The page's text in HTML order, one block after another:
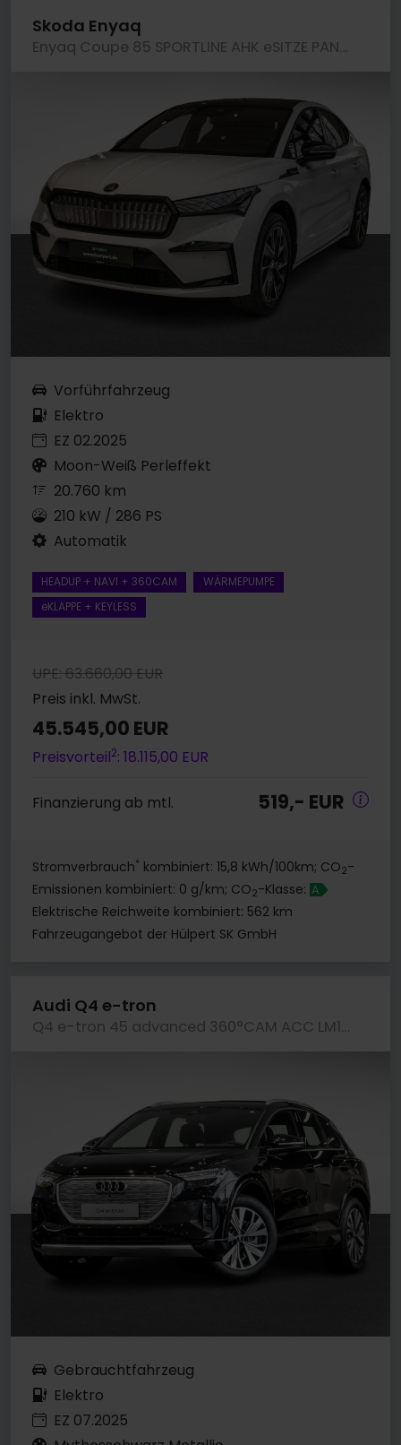
Skoda Enyaq
Enyaq Coupe 85 SPORTLINE AHK eSITZE PANO MATRIXLED
Vorführfahrzeug
Elektro
EZ 02.2025
Moon-Weiß Perleffekt
20.760 km
210 kW / 286 PS
Automatik
HEADUP + NAVI + 360CAM
WÄRMEPUMPE
eKLAPPE + KEYLESS
UPE: 63.660,00 EUR
Preis inkl. MwSt.
45.545,00 EUR
Preisvorteil2: 18.115,00 EUR
Finanzierung ab mtl. 519,- EUR
Stromverbrauch* kombiniert: 15,8 kWh/100km; CO2-
Emissionen kombiniert: 0 g/km; CO2-Klasse: A
Elektrische Reichweite kombiniert: 562 km
Fahrzeugangebot der Hülpert SK GmbH
Audi Q4 e-tron
Q4 e-tron 45 advanced 360°CAM ACC LM19 E-KLAPPE
Gebrauchtfahrzeug
Elektro
EZ 07.2025